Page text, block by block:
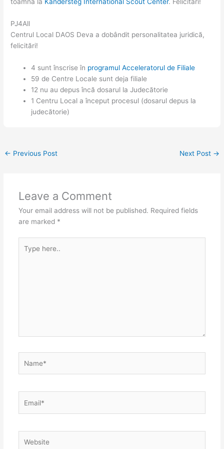
PJ4All
Centrul Local DAOS Deva a dobândit personalitatea juridică,
felicitări!
4 sunt înscrise în programul Acceleratorul de Filiale
59 de Centre Locale sunt deja filiale
12 nu au depus încă dosarul la Judecătorie
1 Centru Local a început procesul (dosarul depus la
judecătorie)
← Previous Post Next Post →
Leave a Comment
Your email address will not be published. Required fields
are marked *
here..